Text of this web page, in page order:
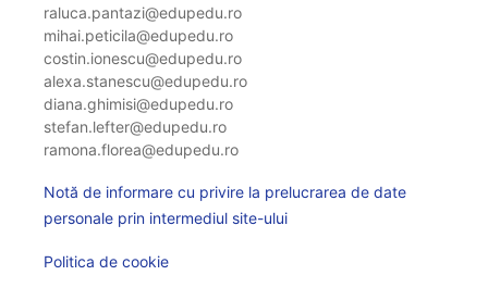
raluca.pantazi@edupedu.ro
mihai.peticila@edupedu.ro
costin.ionescu@edupedu.ro
alexa.stanescu@edupedu.ro
diana.ghimisi@edupedu.ro
stefan.lefter@edupedu.ro
ramona.florea@edupedu.ro
Notă de informare cu privire la prelucrarea de date
personale prin intermediul site-ului
Politica de cookie